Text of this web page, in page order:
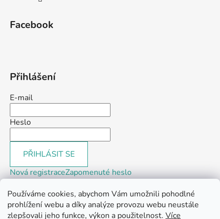
Používáme cookies, abychom Vám umožnili pohodlné
prohlížení webu a díky analýze provozu webu neustále
zlepšovali jeho funkce, výkon a použitelnost. Více
Facebook
Přihlášení
E-mail
Heslo
PŘIHLÁSIT SE
Nová registraceZapomenuté heslo